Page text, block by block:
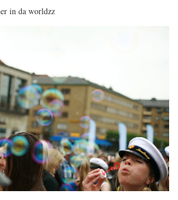
in da worldzz